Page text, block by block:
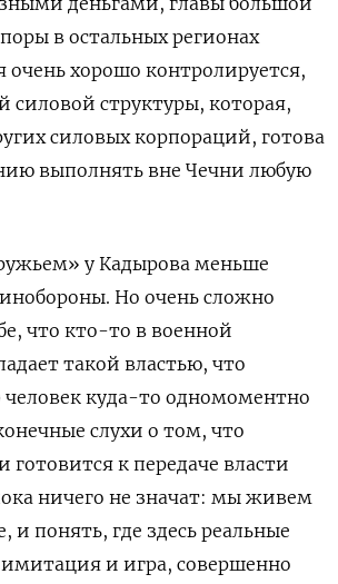
в остальных регионах
очень хорошо контролируется,
структуры, которая,
силовых корпораций, готова
выполнять вне Чечни любую
у Кадырова меньше
Но очень сложно
что кто-то в военной
такой властью, что
человек куда-то одномоментно
слухи о том, что
готовится к передаче власти
ничего не значат: мы живем
и понять, где здесь реальные
имитация и игра, совершенно